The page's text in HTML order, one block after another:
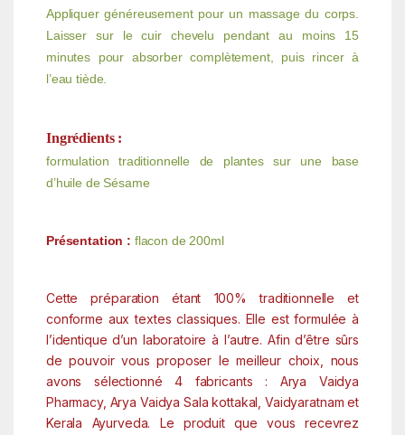
Appliquer généreusement pour un massage du corps.
Laisser sur le cuir chevelu pendant au moins 15
minutes pour absorber complètement, puis rincer à
l’eau tiède.
Ingrédients :
formulation traditionnelle de plantes sur une base
d’huile de Sésame
Présentation : flacon de 200ml
Cette préparation étant 100% traditionnelle et
conforme aux textes classiques. Elle est formulée à
l’identique d’un laboratoire à l’autre. Afin d’être sûrs
de pouvoir vous proposer le meilleur choix, nous
avons sélectionné 4 fabricants : Arya Vaidya
Pharmacy, Arya Vaidya Sala kottakal, Vaidyaratnam et
Kerala Ayurveda. Le produit que vous recevrez